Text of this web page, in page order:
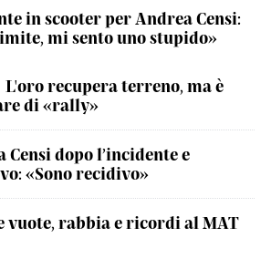
in scooter per Andrea Censi:
mi sento uno stupido»
L'oro recupera terreno, ma è
di «rally»
Censi dopo l’incidente e
«Sono recidivo»
vuote, rabbia e ricordi al MAT